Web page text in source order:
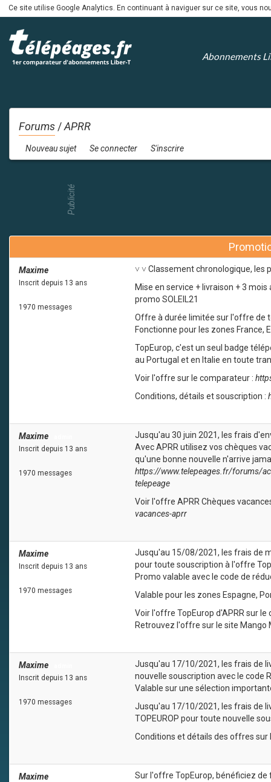
Ce site utilise Google Analytics. En continuant à naviguer sur ce site, vous
Abonnements
Forums /APRR
Nouveau sujet Se connecter S'inscrire
Publicité
Maxime
Inscrit depuis 13 ans
1970 messages
˅ ˅ Classement chronologique, les
Mise en service + livraison + 3
promo SOLEIL21
Offre à durée limitée sur l'offre de
Fonctionne pour les zones France,
TopEurop, c'est un seul badge
au Portugal et en Italie en toute
Voir l'offre sur le comparateur :
Conditions, détails et souscription :
Maxime
Inscrit depuis 13 ans
1970 messages
Jusqu'au 30 juin 2021, les frais
Avec APRR utilisez vos chèques
qu'une bonne nouvelle n'arrive
https://www.telepeages.fr/forums/
telepeage
Voir l'offre APRR Chèques
vacances-aprr
Maxime
Inscrit depuis 13 ans
1970 messages
Jusqu'au 15/08/2021, les frais de
pour toute souscription à l'offre
Promo valable avec le code de
Valable pour les zones Espagne,
Voir l'offre TopEurop d'APRR sur
Retrouvez l'offre sur le site Mango
Maxime
Inscrit depuis 13 ans
1970 messages
Jusqu'au 17/10/2021, les frais de
nouvelle souscription avec le code
Valable sur une sélection
Jusqu'au 17/10/2021, les frais de
TOPEUROP pour toute nouvelle
Conditions et détails des offres sur
Maxime
Sur l'offre TopEurop, bénéficiez